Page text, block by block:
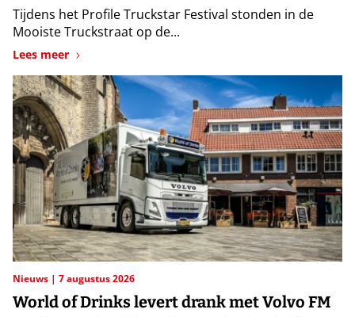
Tijdens het Profile Truckstar Festival stonden in de
Mooiste Truckstraat op de...
Lees meer
Nieuws 7 augustus 2026
World of Drinks levert drank met Volvo FM